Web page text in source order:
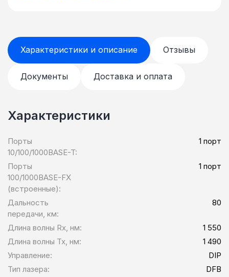
Характеристики и описание Отзывы
Документы Доставка и оплата
Характеристики
Порты
10/100/1000BASE-T:
1 порт
Порты
100/1000BASE-FX
(встроенные):
1 порт
Дальность
передачи, км:
80
Длина волны Rx, нм:
1 550
Длина волны Tx, нм:
1 490
Управление:
DIP
Тип лазера:
DFB